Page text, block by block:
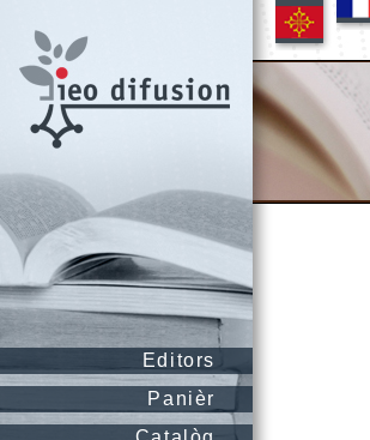
Editors
Panièr